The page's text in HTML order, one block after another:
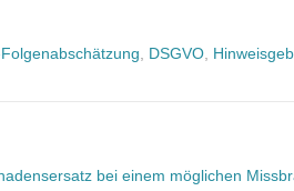
DSGVO
bei einem möglichen